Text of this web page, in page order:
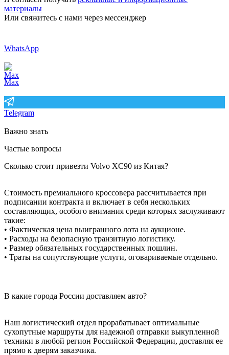
материалы
Или свяжитесь с нами через мессенджер
WhatsApp
Max
Telegram
Важно знать
Частые вопросы
Сколько стоит привезти Volvo XC90 из Китая?
Стоимость премиального кроссовера рассчитывается при
подписании контракта и включает в себя нескольких
составляющих, особого внимания среди которых заслуживают
такие:
• Фактическая цена выигранного лота на аукционе.
• Расходы на безопасную транзитную логистику.
• Размер обязательных государственных пошлин.
• Траты на сопутствующие услуги, оговариваемые отдельно.
В какие города России доставляем авто?
Наш логистический отдел прорабатывает оптимальные
сухопутные маршруты для надежной отправки выкупленной
техники в любой регион Российской Федерации, доставляя ее
прямо к дверям заказчика.